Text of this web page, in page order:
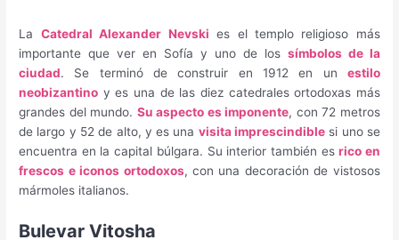
La Catedral Alexander Nevski es el templo religioso más
importante que ver en Sofía y uno de los símbolos de la
ciudad. Se terminó de construir en 1912 en un estilo
neobizantino y es una de las diez catedrales ortodoxas más
grandes del mundo. Su aspecto es imponente, con 72 metros
de largo y 52 de alto, y es una visita imprescindible si uno se
encuentra en la capital búlgara. Su interior también esrico en
frescos e iconos ortodoxos, con una decoración de vistosos
mármoles italianos.
Bulevar Vitosha